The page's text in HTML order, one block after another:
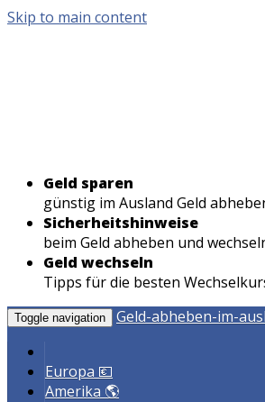
Skip to main content
Geld sparen
günstig im Ausland Geld
Sicherheitshinweise
beim Geld abheben und
Geld wechseln
Tipps für die besten
Toggle navigation Geld-abheben-im-
Europa 💶
Amerika 🌎